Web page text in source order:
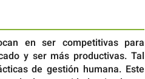
en ser competitivas para
y ser más productivas. Tal
de gestión humana. Este